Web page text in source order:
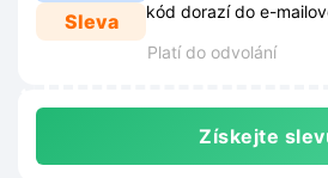
Sleva
kód dorazí do e-
Platí do odvolání
Získejte